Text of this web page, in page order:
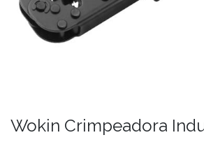
Wokin Crimpeadora